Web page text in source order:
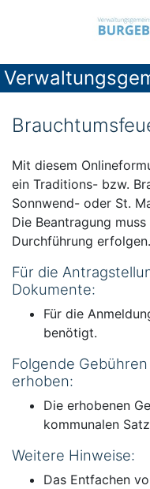
Mit diesem
ein Traditions- bzw.
Sonnwend- oder St.
Die Beantragung
Durchführung erfolgen.
Für die
Dokumente:
Für die
benötigt.
Folgende
erhoben:
Die erhobenen
kommunalen
Weitere Hinweise:
Das Entfachen